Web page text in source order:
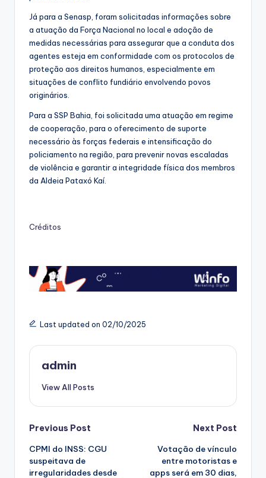
Já para a Senasp, foram solicitadas informações sobre
a atuação da Força Nacional no local e adoção de
medidas necessárias para assegurar que a conduta dos
agentes esteja em conformidade com os protocolos de
proteção aos direitos humanos, especialmente em
situações de conflito fundiário envolvendo povos
originários.
Para a SSP Bahia, foi solicitada uma atuação em regime
de cooperação, para o oferecimento de suporte
necessário às forças federais e intensificação do
policiamento na região, para prevenir novas escaladas
de violência e garantir a integridade física dos membros
da Aldeia Pataxó Kaí.
Créditos
Last updated on 02/10/2025
admin
View All Posts
Post
navigation
Previous Post
CPMI do INSS: CGU
suspeitava de
irregularidades desde
Next Post
Votação de vínculo
entre motoristas e
apps será em 30 dias,